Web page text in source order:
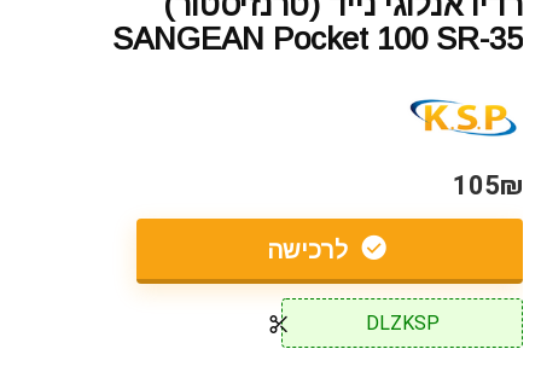
SANGEAN Pocket 100 SR-35
105₪
לרכישה
DLZKSP